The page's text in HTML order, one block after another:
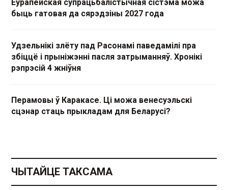
Еўрапейская супрацьбалістычная сістэма можа
быць гатовая да сярэдзіны 2027 года
Удзельнікі злёту пад Расонамі паведамілі пра
збіццё і прыніжэнні пасля затрыманняў. Хронікі
рэпрэсій 4 жніўня
Перамовы ў Каракасе. Ці можа венесуэльскі
сцэнар стаць прыкладам для Беларусі?
ЧЫТАЙЦЕ ТАКСАМА